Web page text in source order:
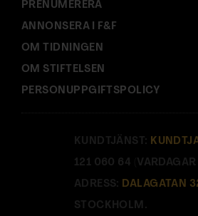
PRENUMERERA
ANNONSERA I F&F
OM TIDNINGEN
OM STIFTELSEN
PERSONUPPGIFTSPOLICY
KUNDTJÄNST:
121 060 64
ADRESS: DALAGATAN
STOCKHOLM.